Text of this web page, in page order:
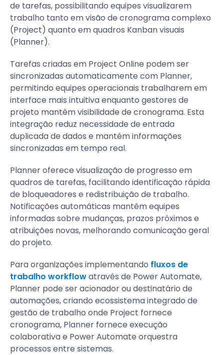
de tarefas, possibilitando equipes visualizarem
trabalho tanto em visão de cronograma complexo
(Project) quanto em quadros Kanban visuais
(Planner).
Tarefas criadas em Project Online podem ser
sincronizadas automaticamente com Planner,
permitindo equipes operacionais trabalharem em
interface mais intuitiva enquanto gestores de
projeto mantêm visibilidade de cronograma. Esta
integração reduz necessidade de entrada
duplicada de dados e mantém informações
sincronizadas em tempo real.
Planner oferece visualização de progresso em
quadros de tarefas, facilitando identificação rápida
de bloqueadores e redistribuição de trabalho.
Notificações automáticas mantêm equipes
informadas sobre mudanças, prazos próximos e
atribuições novas, melhorando comunicação geral
do projeto.
Para organizações implementando fluxos de
trabalho workflowatravés de Power Automate,
Planner pode ser acionador ou destinatário de
automações, criando ecossistema integrado de
gestão de trabalho onde Project fornece
cronograma, Planner fornece execução
colaborativa e Power Automate orquestra
processos entre sistemas.